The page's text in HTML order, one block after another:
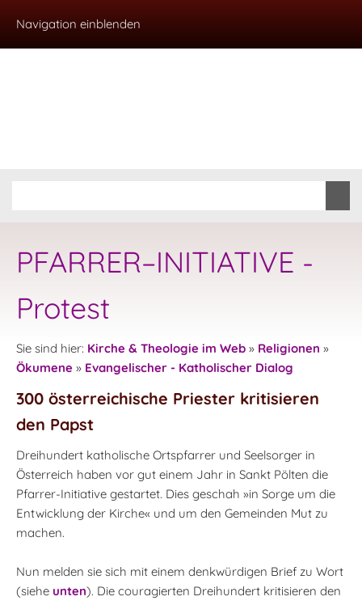
Navigation einblenden
PFARRER–INITIATIVE -
Protest
Sie sind hier: Kirche & Theologie im Web » Religionen »
Ökumene » Evangelischer - Katholischer Dialog
300 österreichische Priester kritisieren
den Papst
Dreihundert katholische Ortspfarrer und Seelsorger in
Österreich haben vor gut einem Jahr in Sankt Pölten die
Pfarrer-Initiative gestartet. Dies geschah »in Sorge um die
Entwicklung der Kirche« und um den Gemeinden Mut zu
machen.
Nun melden sie sich mit einem denkwürdigen Brief zu Wort
(siehe unten). Die couragierten Dreihundert kritisieren den